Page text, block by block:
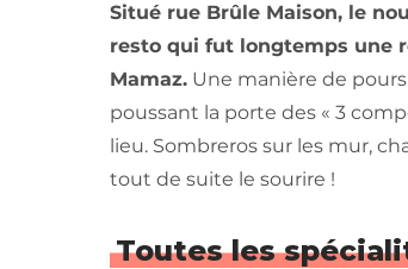
Situé rue Brûle Maison, le
resto qui fut longtemps une
Mamaz. Une manière de
poussant la porte des « 3
lieu. Sombreros sur les mur,
tout de suite le sourire !
Toutes les